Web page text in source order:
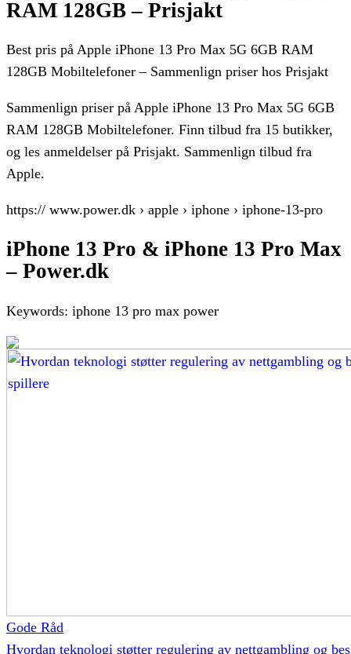
RAM 128GB – Prisjakt
Best pris på Apple iPhone 13 Pro Max 5G 6GB RAM
128GB Mobiltelefoner – Sammenlign priser hos Prisjakt
Sammenlign priser på Apple iPhone 13 Pro Max 5G 6GB
RAM 128GB Mobiltelefoner. Finn tilbud fra 15 butikker,
og les anmeldelser på Prisjakt. Sammenlign tilbud fra
Apple.
https:// www.power.dk › apple › iphone › iphone-13-pro
iPhone 13 Pro & iPhone 13 Pro Max
– Power.dk
Keywords: iphone 13 pro max power
Gode Råd
Hvordan teknologi støtter regulering av nettgambling og